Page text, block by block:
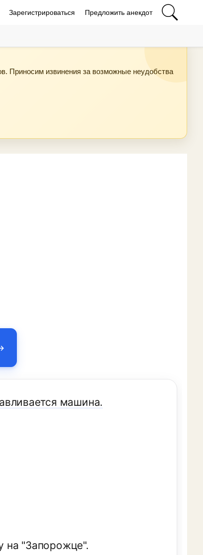
Зарегистрироваться Предложить анекдот
Приносим извинения за возможные неудобства
машина.
на "Запорожце".